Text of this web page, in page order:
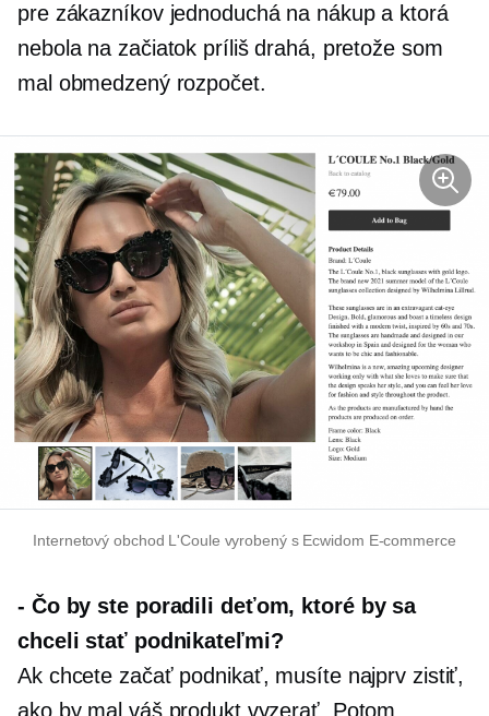
pre zákazníkov jednoduchá na nákup a ktorá
nebola na začiatok príliš drahá, pretože som
mal obmedzený rozpočet.
Internetový obchod L'Coule vyrobený s Ecwidom E-commerce
- Čo by ste poradili deťom, ktoré by sa
chceli stať podnikateľmi?
Ak chcete začať podnikať, musíte najprv zistiť,
ako by mal váš produkt vyzerať. Potom